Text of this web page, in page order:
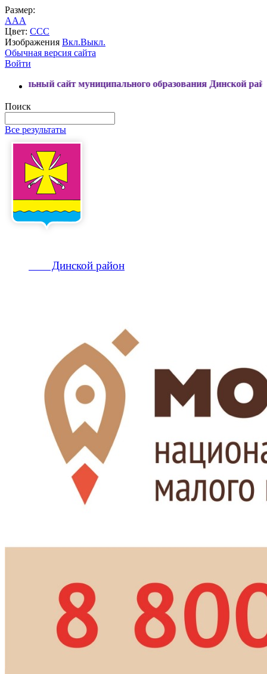
Размер:
AAA
Цвет: CCC
Изображения Вкл.Выкл.
Обычная версия сайта
Войти
муниципального образования Динской район
Поиск
Все результаты
Динской район